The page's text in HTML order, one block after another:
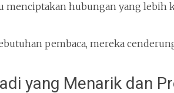
hubungan yang lebih
pembaca, mereka
yang Menarik dan